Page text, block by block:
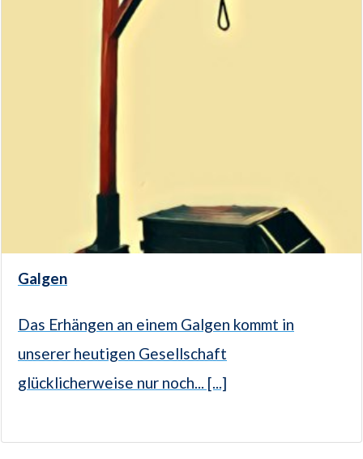
Galgen
Das Erhängen an einem Galgen kommt in
unserer heutigen Gesellschaft
glücklicherweise nur noch... [...]